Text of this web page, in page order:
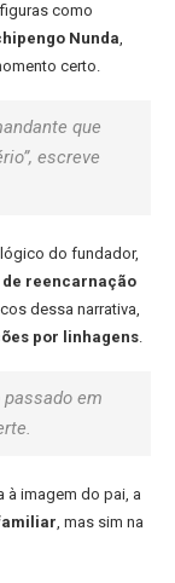
como
Nunda,
certo.
que
escreve
do fundador,
de reencarnação
dessa narrativa,
por linhagens.
passado em
à imagem do pai, a
, mas sim na